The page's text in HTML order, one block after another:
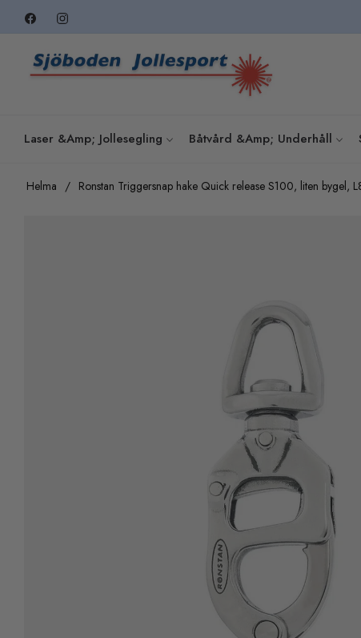
Laser &amp; Jollesegling Båtvård &amp; Underhåll
Helma / Ronstan Triggersnap hake Quick release S100, liten bygel,